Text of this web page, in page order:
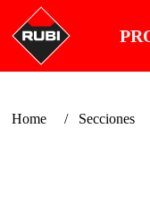
Home Secciones